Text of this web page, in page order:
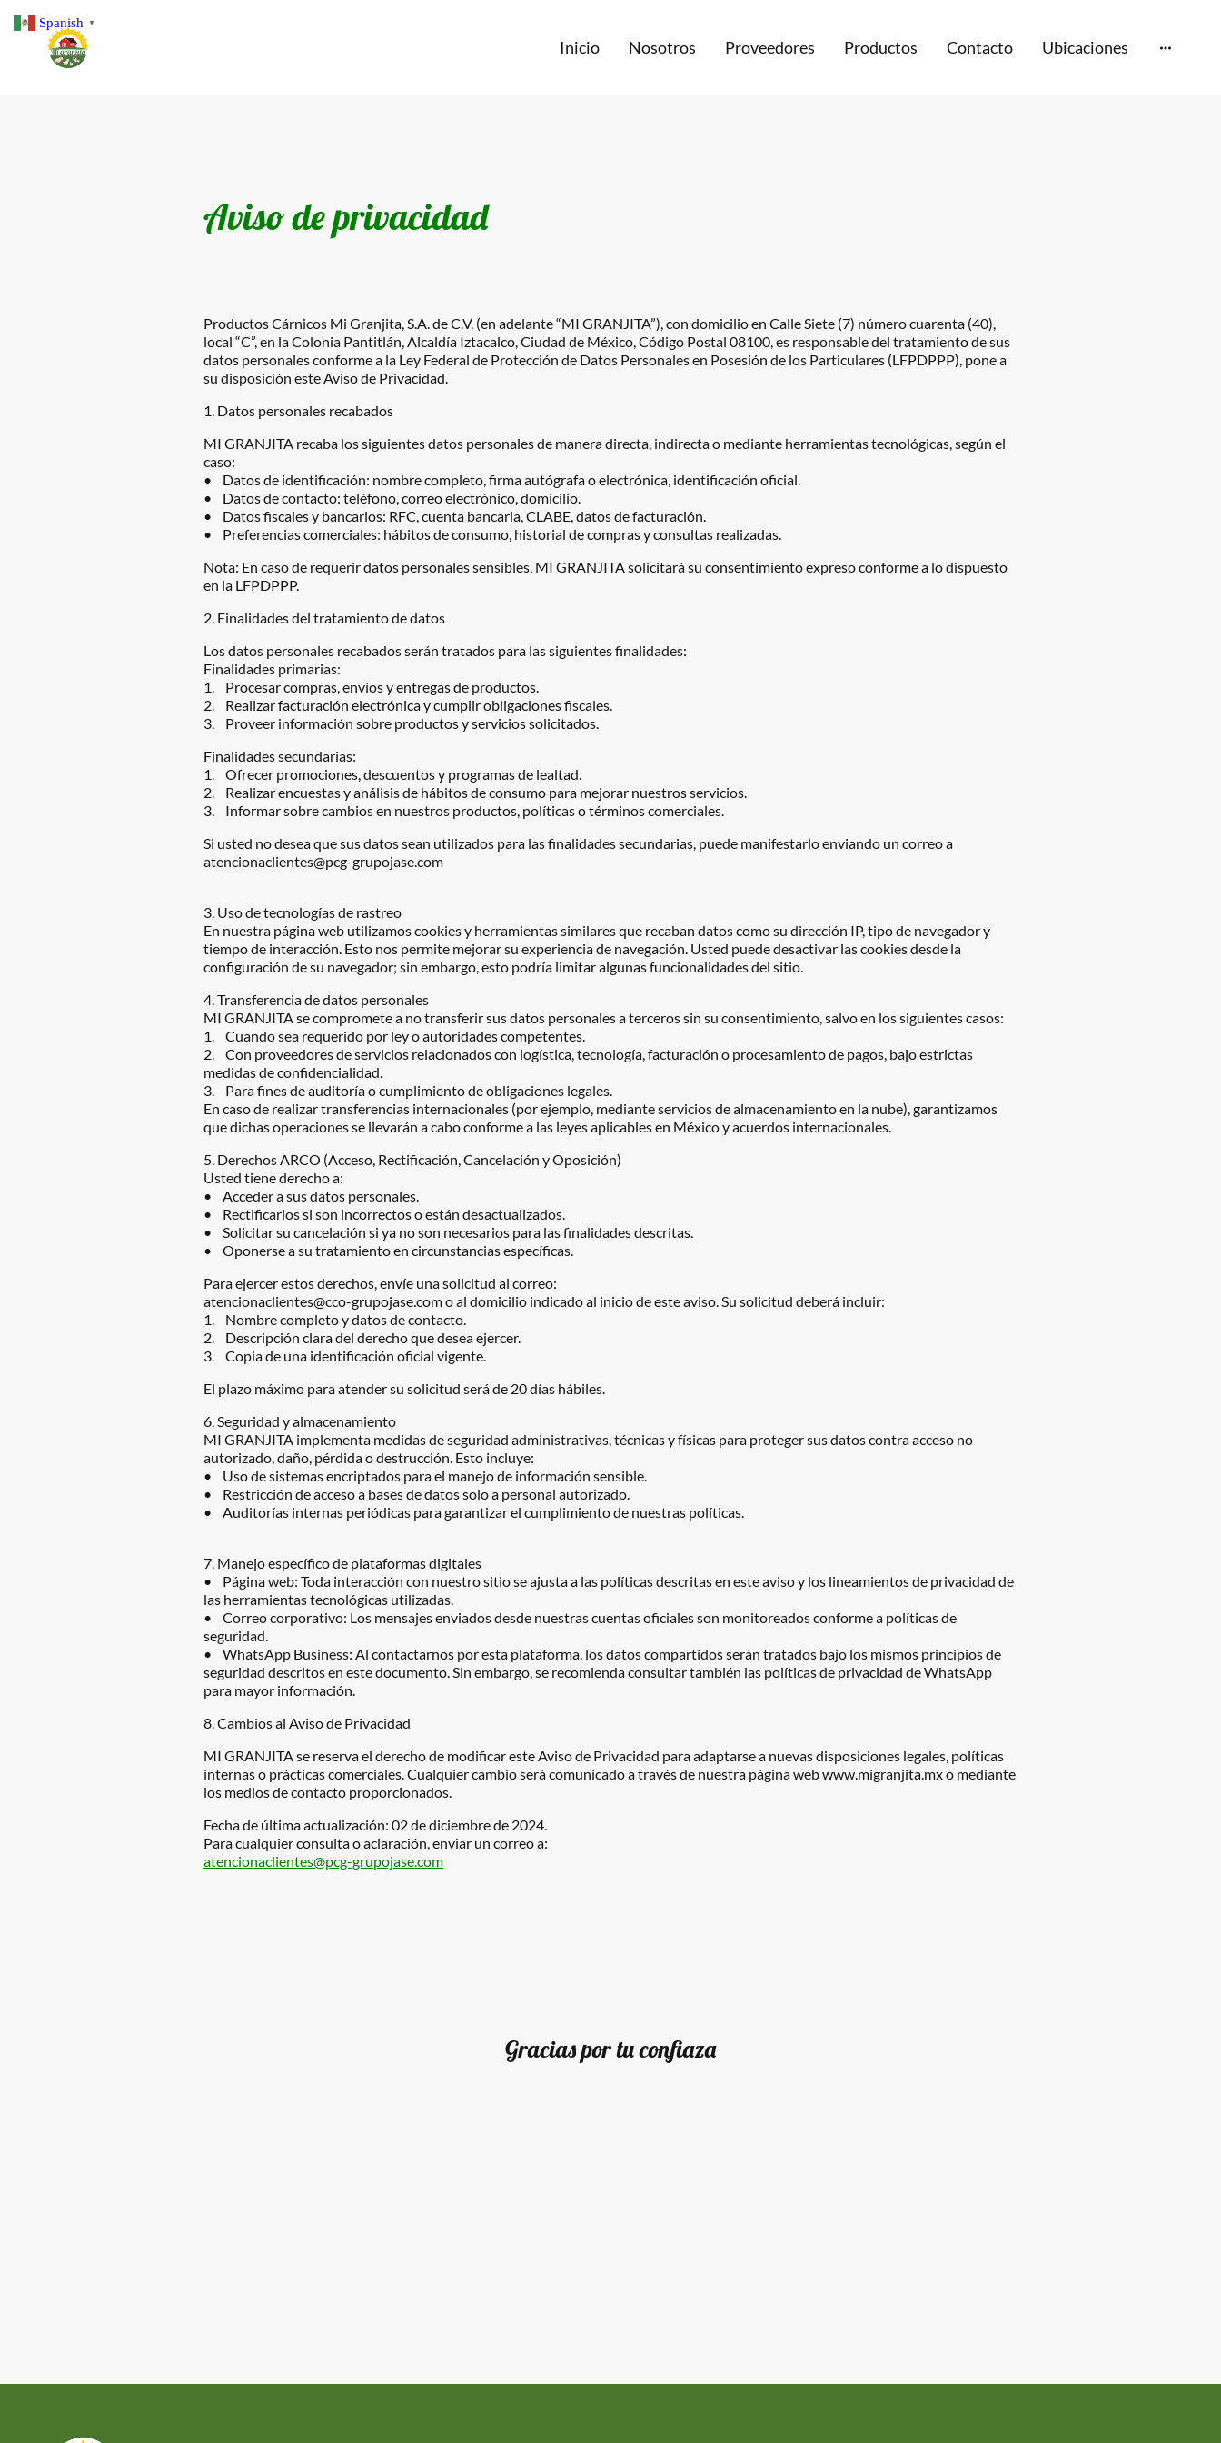
Inicio Nosotros Proveedores Productos Contacto Ubicaciones
Aviso de privacidad
Productos Cárnicos Mi Granjita, S.A. de C.V. (en adelante “MI GRANJITA”), con domicilio en Calle Siete (7) número cuarenta (40),
local “C”, en la Colonia Pantitlán, Alcaldía Iztacalco, Ciudad de México, Código Postal 08100, es responsable del tratamiento de sus
datos personales conforme a la Ley Federal de Protección de Datos Personales en Posesión de los Particulares (LFPDPPP), pone a
su disposición este Aviso de Privacidad.
1. Datos personales recabados
MI GRANJITA recaba los siguientes datos personales de manera directa, indirecta o mediante herramientas tecnológicas, según el
caso:
• Datos de identificación: nombre completo, firma autógrafa o electrónica, identificación oficial.
• Datos de contacto: teléfono, correo electrónico, domicilio.
• Datos fiscales y bancarios: RFC, cuenta bancaria, CLABE, datos de facturación.
• Preferencias comerciales: hábitos de consumo, historial de compras y consultas realizadas.
Nota: En caso de requerir datos personales sensibles, MI GRANJITA solicitará su consentimiento expreso conforme a lo dispuesto
en la LFPDPPP.
2. Finalidades del tratamiento de datos
Los datos personales recabados serán tratados para las siguientes finalidades:
Finalidades primarias:
1. Procesar compras, envíos y entregas de productos.
2. Realizar facturación electrónica y cumplir obligaciones fiscales.
3. Proveer información sobre productos y servicios solicitados.
Finalidades secundarias:
1. Ofrecer promociones, descuentos y programas de lealtad.
2. Realizar encuestas y análisis de hábitos de consumo para mejorar nuestros servicios.
3. Informar sobre cambios en nuestros productos, políticas o términos comerciales.
Si usted no desea que sus datos sean utilizados para las finalidades secundarias, puede manifestarlo enviando un correo a
atencionaclientes@pcg-grupojase.com
3. Uso de tecnologías de rastreo
En nuestra página web utilizamos cookies y herramientas similares que recaban datos como su dirección IP, tipo de navegador y
tiempo de interacción. Esto nos permite mejorar su experiencia de navegación. Usted puede desactivar las cookies desde la
configuración de su navegador; sin embargo, esto podría limitar algunas funcionalidades del sitio.
4. Transferencia de datos personales
MI GRANJITA se compromete a no transferir sus datos personales a terceros sin su consentimiento, salvo en los siguientes casos:
1. Cuando sea requerido por ley o autoridades competentes.
2. Con proveedores de servicios relacionados con logística, tecnología, facturación o procesamiento de pagos, bajo estrictas
medidas de confidencialidad.
3. Para fines de auditoría o cumplimiento de obligaciones legales.
En caso de realizar transferencias internacionales (por ejemplo, mediante servicios de almacenamiento en la nube), garantizamos
que dichas operaciones se llevarán a cabo conforme a las leyes aplicables en México y acuerdos internacionales.
5. Derechos ARCO (Acceso, Rectificación, Cancelación y Oposición)
Usted tiene derecho a:
• Acceder a sus datos personales.
• Rectificarlos si son incorrectos o están desactualizados.
• Solicitar su cancelación si ya no son necesarios para las finalidades descritas.
• Oponerse a su tratamiento en circunstancias específicas.
Para ejercer estos derechos, envíe una solicitud al correo:
atencionaclientes@cco-grupojase.com o al domicilio indicado al inicio de este aviso. Su solicitud deberá incluir:
1. Nombre completo y datos de contacto.
2. Descripción clara del derecho que desea ejercer.
3. Copia de una identificación oficial vigente.
El plazo máximo para atender su solicitud será de 20 días hábiles.
6. Seguridad y almacenamiento
MI GRANJITA implementa medidas de seguridad administrativas, técnicas y físicas para proteger sus datos contra acceso no
autorizado, daño, pérdida o destrucción. Esto incluye:
• Uso de sistemas encriptados para el manejo de información sensible.
• Restricción de acceso a bases de datos solo a personal autorizado.
• Auditorías internas periódicas para garantizar el cumplimiento de nuestras políticas.
7. Manejo específico de plataformas digitales
• Página web: Toda interacción con nuestro sitio se ajusta a las políticas descritas en este aviso y los lineamientos de privacidad de
las herramientas tecnológicas utilizadas.
• Correo corporativo: Los mensajes enviados desde nuestras cuentas oficiales son monitoreados conforme a políticas de
seguridad.
• WhatsApp Business: Al contactarnos por esta plataforma, los datos compartidos serán tratados bajo los mismos principios de
seguridad descritos en este documento. Sin embargo, se recomienda consultar también las políticas de privacidad de WhatsApp
para mayor información.
8. Cambios al Aviso de Privacidad
MI GRANJITA se reserva el derecho de modificar este Aviso de Privacidad para adaptarse a nuevas disposiciones legales, políticas
internas o prácticas comerciales. Cualquier cambio será comunicado a través de nuestra página web www.migranjita.mx o mediante
los medios de contacto proporcionados.
Fecha de última actualización: 02 de diciembre de 2024.
Para cualquier consulta o aclaración, enviar un correo a:
atencionaclientes@pcg-grupojase.com
Gracias por tu confiaza
Spanish ▼